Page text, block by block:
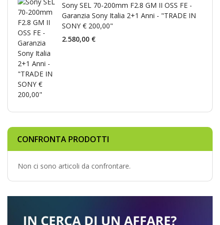
Sony SEL 70-200mm F2.8 GM II OSS FE -
Garanzia Sony Italia 2+1 Anni - "TRADE IN
SONY € 200,00"
2.580,00 €
CONFRONTA PRODOTTI
Non ci sono articoli da confrontare.